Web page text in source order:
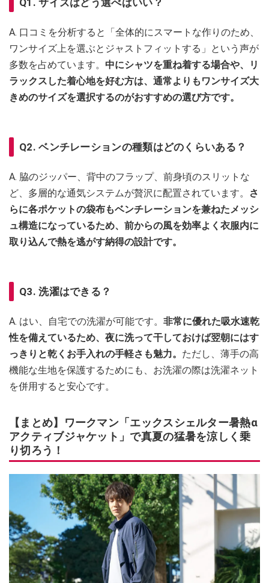
A. 口コミを分析すると「全体的にスマートな作りのため、
ワンサイズ上を選ぶとジャストフィットする」という声が
多数を占めています。 中にシャツを重ね着する場合や、リ
ラックスした着心地を好む方は、通常よりもワンサイズ大
きめのサイズを選択するのがおすすめの選び方です。
Q2. ベンチレーションの種類はどのくらいある？
A. 脇のジッパー、背中のフラップ、前身頃のスリットな
ど、多層的な通気システムが贅沢に配置されています。
さ
らに各ポケットの袋布もベンチレーションを兼ねたメッシ
ュ構造になっているため、前からの風を効率よく衣服内に
取り込んで熱を逃がす納得の設計です。
Q3. 洗濯はできる？
A. はい、自宅での洗濯が可能です。 非常に優れた吸水速乾
性を備えているため、夜に洗って干しておけば翌朝にはす
っきりと乾くお手入れの手軽さも魅力。 ただし、薄手の高
機能な生地を保護するためにも、お洗濯の際は洗濯ネット
を併用すると安心です。
【まとめ】ワークマン「エックスシェルター暑熱α
アクティブジャケット」で真夏の猛暑を涼しく乗
り切ろう！